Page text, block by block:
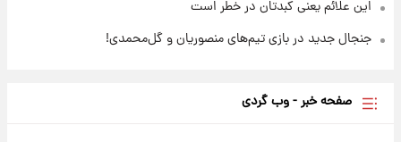
این علائم یعنی کبدتان در خطر است
جنجال جدید در بازی تیم‌های منصوریان و گل‌محمدی!
صفحه خبر - وب گردی